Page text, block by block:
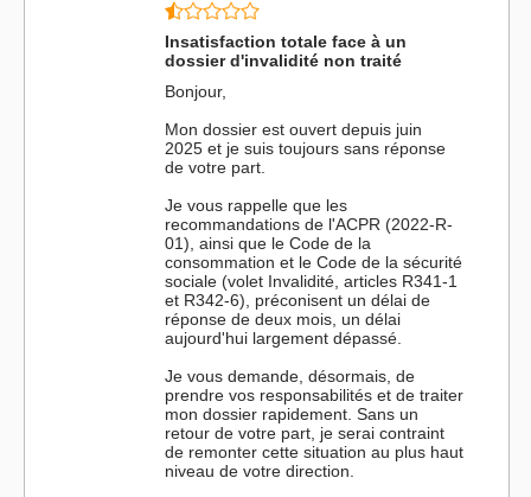
Insatisfaction totale face à un
dossier d'invalidité non traité
Bonjour,
Mon dossier est ouvert depuis juin
2025 et je suis toujours sans réponse
de votre part.
Je vous rappelle que les
recommandations de l'ACPR (2022-R-
01), ainsi que le Code de la
consommation et le Code de la sécurité
sociale (volet Invalidité, articles R341-1
et R342-6), préconisent un délai de
réponse de deux mois, un délai
aujourd'hui largement dépassé.
Je vous demande, désormais, de
prendre vos responsabilités et de traiter
mon dossier rapidement. Sans un
retour de votre part, je serai contraint
de remonter cette situation au plus haut
niveau de votre direction.